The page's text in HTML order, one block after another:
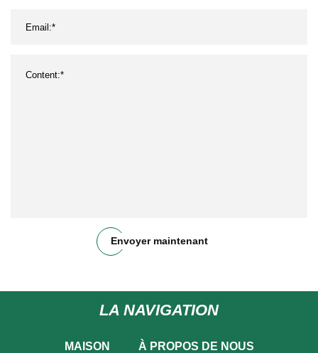
Envoyer maintenant
LA NAVIGATION
MAISON À PROPOS DE NOUS